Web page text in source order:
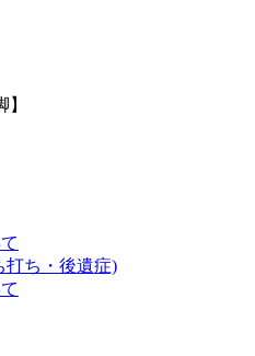
打ち・後遺症)